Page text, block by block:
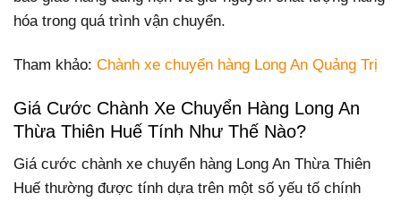
hóa trong quá trình vận chuyển.
Tham khảo: Chành xe chuyển hàng Long An Quảng Trị
Giá Cước Chành Xe Chuyển Hàng Long An
Thừa Thiên Huế Tính Như Thế Nào?
Giá cước chành xe chuyển hàng Long An Thừa Thiên
Huế thường được tính dựa trên một số yếu tố chính